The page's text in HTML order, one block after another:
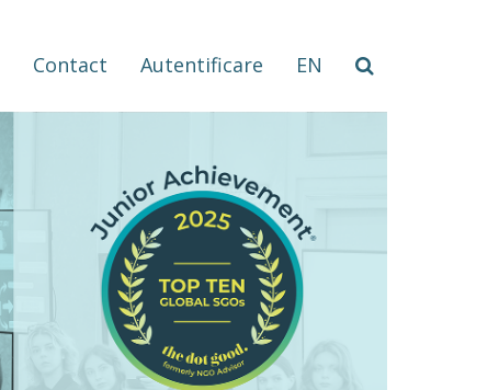
Contact Autentificare EN